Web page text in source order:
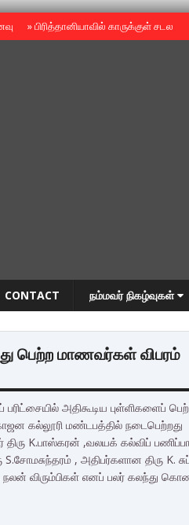
»பிரித்தானியாவில் காருக்குள் சடலம் -
CONTACT நம்மவர் நிகழ்வுகள்
பெற்ற மாணவர்கள் விபரம்
அதிகூடிய புள்ளிகளைப்
கல்லூரி மண்டபத்தில் நடைபெற்றது
K.பாஸ்கரன் ,வலயக் கல்விப்
, அதிபர்களான திரு K.
நலன் விரும்பிகள் எனப் பலர் கலந்து